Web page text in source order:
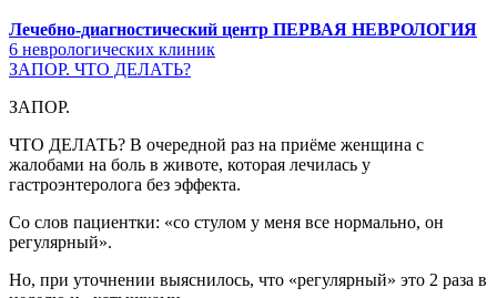
Лечебно-диагностический центр ПЕРВАЯ НЕВРОЛОГИЯ
6 неврологических клиник
ЗАПОР. ЧТО ДЕЛАТЬ?
ЗАПОР.
ЧТО ДЕЛАТЬ? В очередной раз на приёме женщина с
жалобами на боль в животе, которая лечилась у
гастроэнтеролога без эффекта.
Со слов пациентки: «со стулом у меня все нормально, он
регулярный».
Но, при уточнении выяснилось, что «регулярный» это 2 раза в